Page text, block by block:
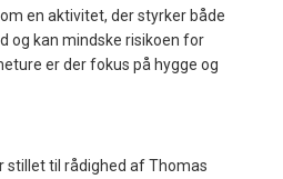
en aktivitet, der styrker både
og kan mindske risikoen for
er der fokus på hygge og
stillet til rådighed af Thomas